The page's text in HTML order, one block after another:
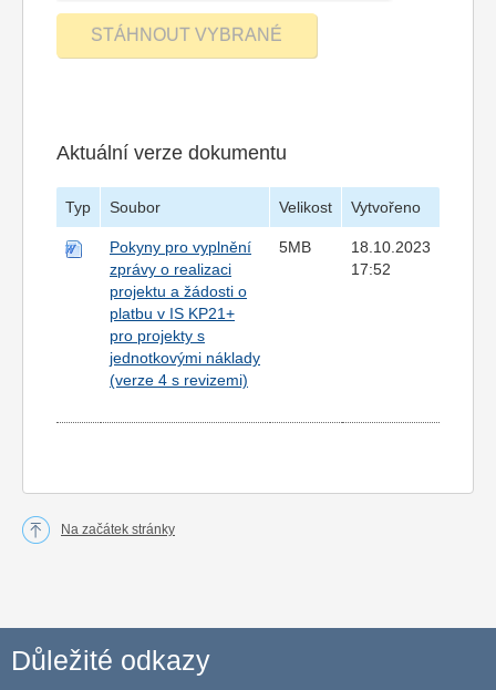
Aktuální verze dokumentu
Typ Soubor Velikost Vytvořeno
Pokyny pro vyplnění
zprávy o realizaci
projektu a žádosti o
platbu v IS KP21+
pro projekty s
jednotkovými náklady
(verze 4 s revizemi)
5MB
18.10.2023
17:52
Na začátek stránky
Důležité odkazy